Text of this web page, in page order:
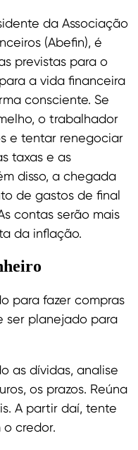
da Associação
(Abefin), é
previstas para o
a vida financeira
consciente. Se
o trabalhador
e tentar renegociar
taxas e as
disso, a chegada
de gastos de final
contas serão mais
da inflação.
para fazer compras
ser planejado para
as dívidas, analise
os prazos. Reúna
A partir daí, tente
o credor.